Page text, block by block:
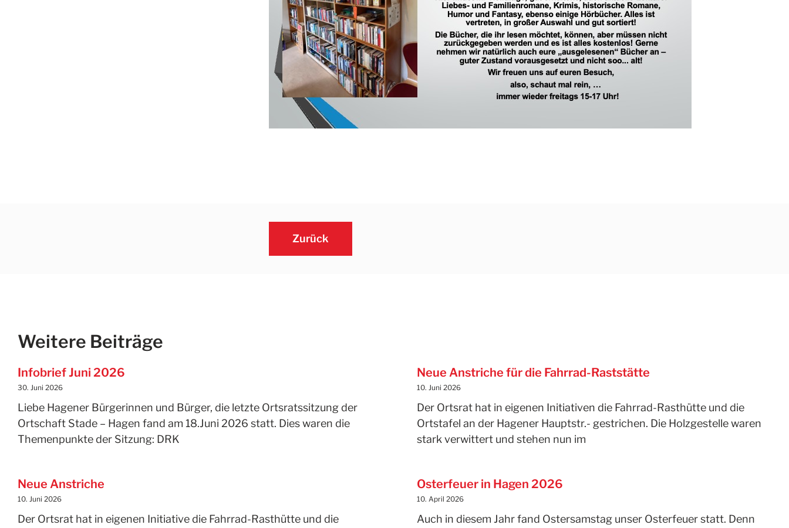
Zurück
Weitere Beiträge
Infobrief Juni 2026
30. Juni 2026
Liebe Hagener Bürgerinnen und Bürger, die letzte Ortsratssitzung der
Ortschaft Stade – Hagen fand am 18.Juni 2026 statt. Dies waren die
Themenpunkte der Sitzung: DRK
Neue Anstriche für die Fahrrad-Raststätte
10. Juni 2026
Der Ortsrat hat in eigenen Initiativen die Fahrrad-Rasthütte und die
Ortstafel an der Hagener Hauptstr.- gestrichen. Die Holzgestelle waren
stark verwittert und stehen nun im
Neue Anstriche
10. Juni 2026
Der Ortsrat hat in eigenen Initiative die Fahrrad-Rasthütte und die
Osterfeuer in Hagen 2026
10. April 2026
Auch in diesem Jahr fand Ostersamstag unser Osterfeuer statt. Denn